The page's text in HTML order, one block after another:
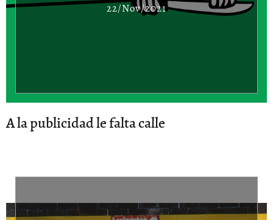
22/Nov/2021
A la publicidad le falta calle